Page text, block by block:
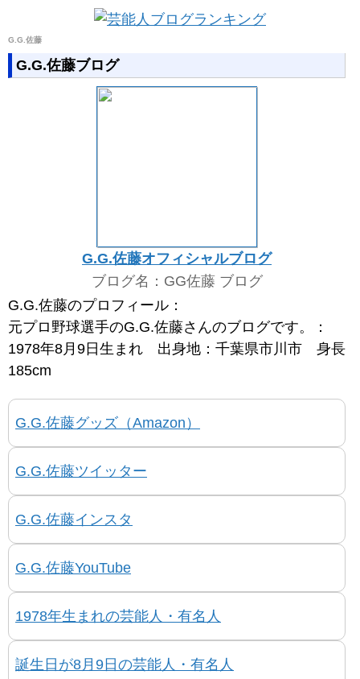
G.G.佐藤
G.G.佐藤ブログ
G.G.佐藤オフィシャルブログ
ブログ名：GG佐藤 ブログ
G.G.佐藤のプロフィール：
元プロ野球選手のG.G.佐藤さんのブログです。：
1978年8月9日生まれ 出身地：千葉県市川市 身長
185cm
G.G.佐藤グッズ（Amazon）
G.G.佐藤ツイッター
G.G.佐藤インスタ
G.G.佐藤YouTube
1978年生まれの芸能人・有名人
誕生日が8月9日の芸能人・有名人